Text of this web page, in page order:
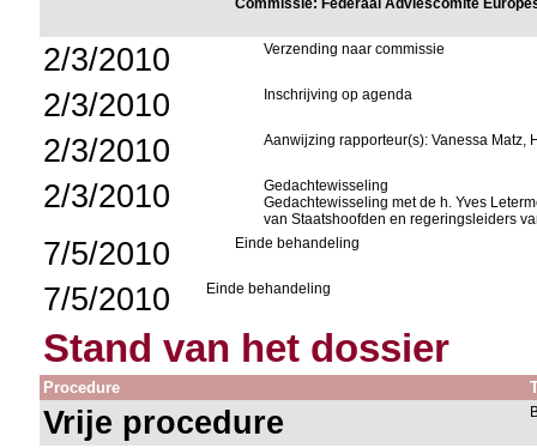
Commissie: Federaal Adviescomité
2/3/2010 Verzending naar commissie
2/3/2010 Inschrijving op agenda
2/3/2010 Aanwijzing rapporteur(s): Vanessa Matz,
2/3/2010
Gedachtewisseling
Gedachtewisseling met de h. Yves
van Staatshoofden en regeringsleiders
7/5/2010 Einde behandeling
7/5/2010 Einde behandeling
Stand van het dossier
Procedure
Vrije procedure